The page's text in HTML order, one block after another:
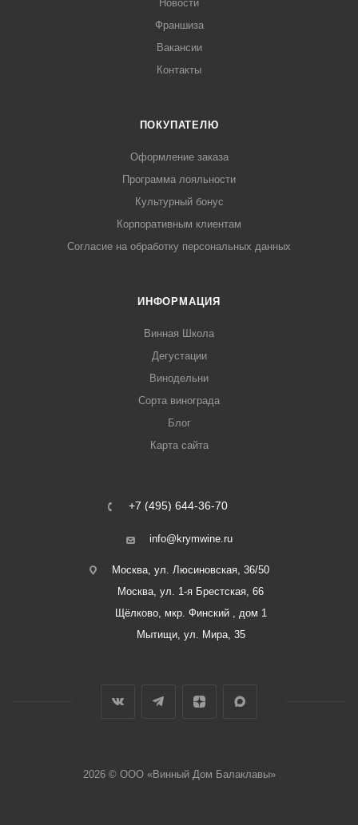
Новости
Франшиза
Вакансии
Контакты
ПОКУПАТЕЛЮ
Оформление заказа
Программа лояльности
Культурный бонус
Корпоративным клиентам
Согласие на обработку персональных данных
ИНФОРМАЦИЯ
Винная Школа
Дегустации
Винодельни
Сорта винограда
Блог
Карта сайта
+7 (495) 644-36-70
info@krymwine.ru
Москва, ул. Люсиновская, 36/50
Москва, ул. 1-я Брестская, 66
Щёлково, мкр. Финский , дом 1
Мытищи, ул. Мира, 35
2026 © ООО «Винный Дом Балаклавы»